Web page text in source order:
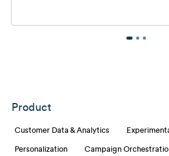
Product
Customer Data & Analytics
Personalization Campaign